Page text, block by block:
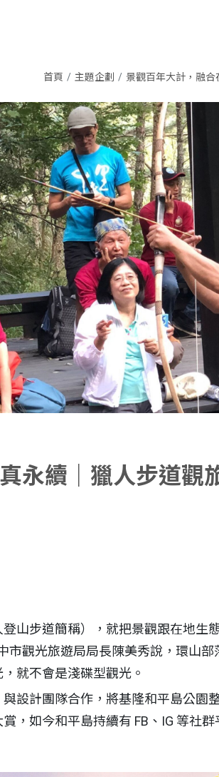
首頁 主題企劃 景觀百年大計，融
永續｜獵人步道觀
山步道簡稱），就把景觀跟在地生
市觀光旅遊局局長陳美秀說，環山部
就不會是淺碟型觀光。
設計團隊合作，將基隆和平島公園
，如今和平島持續有 FB、IG 等社